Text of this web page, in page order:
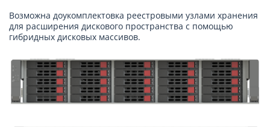
Возможна доукомплектовка реестровыми узлами хранения
для расширения дискового пространства с помощью
гибридных дисковых массивов.